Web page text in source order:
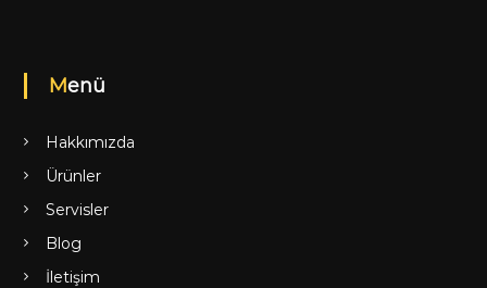
Menü
Hakkımızda
Ürünler
Servisler
Blog
İletişim